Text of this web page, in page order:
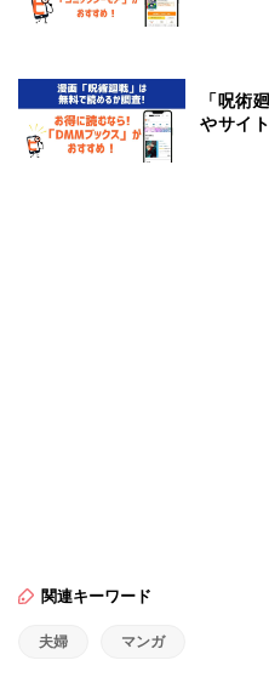
「呪術
やサイ
関連キーワード
夫婦 マンガ